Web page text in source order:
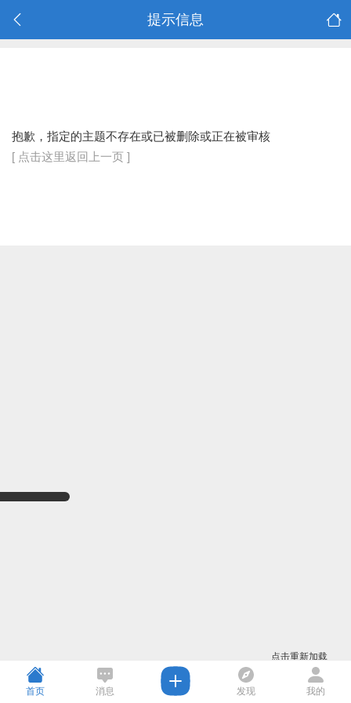
提示信息
抱歉，指定的主题不存在或已被删除或正在被审核
[ 点击这里返回上一页 ]
点击重新加载
首页 消息 发现 我的